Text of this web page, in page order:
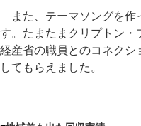
また、テーマソングを作
す。たまたまクリプトン・
経産省の職員とのコネク
してもらえました。